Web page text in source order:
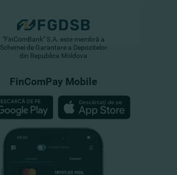
"FinComBank" S.A. este membră a
Schemei de Garantare a Depozitelor
din Republica Moldova
FinComPay Mobile